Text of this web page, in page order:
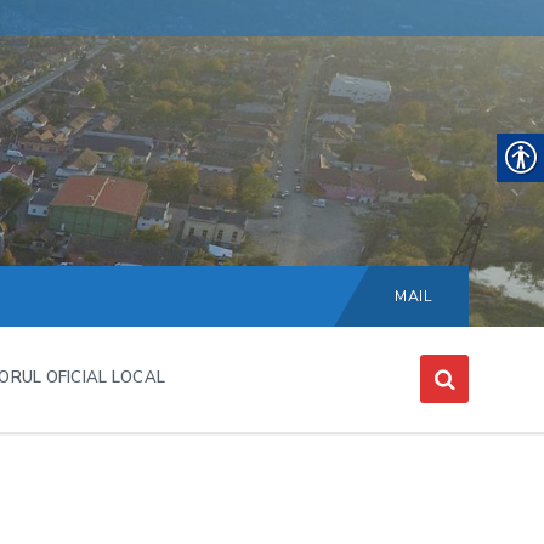
Choose
language:
MAIL
OFICIAL LOCAL